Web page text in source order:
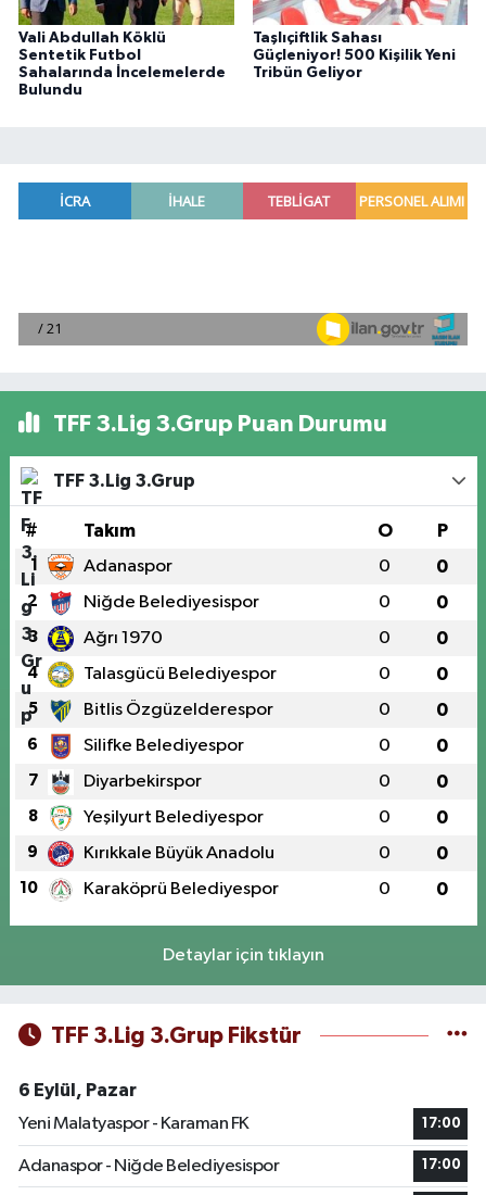
Vali Abdullah Köklü
Sentetik Futbol
Sahalarında İncelemelerde
Bulundu
Taşlıçiftlik Sahası
Güçleniyor! 500 Kişilik Yeni
Tribün Geliyor
TFF 3.Lig 3.Grup Puan Durumu
TFF 3.Lig 3.Grup
# Takım O P
1 Adanaspor 0 0
2 Niğde Belediyesispor 0 0
3 Ağrı 1970 0 0
4 Talasgücü Belediyespor 0 0
5 Bitlis Özgüzelderespor 0 0
6 Silifke Belediyespor 0 0
7 Diyarbekirspor 0 0
8 Yeşilyurt Belediyespor 0 0
9 Kırıkkale Büyük Anadolu 0 0
10 Karaköprü Belediyespor 0 0
Detaylar için tıklayın
TFF 3.Lig 3.Grup Fikstür
6 Eylül, Pazar
Yeni Malatyaspor - Karaman FK
17:00
Adanaspor - Niğde Belediyesispor 17:00